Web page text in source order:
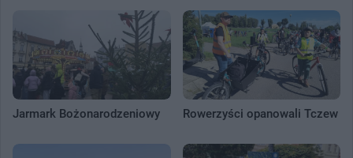
Jarmark Bożonarodzeniowy Rowerzyści opanowali Tczew